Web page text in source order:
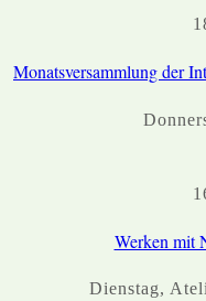
Monatsversammlung der
Werken mit
Dienstag,